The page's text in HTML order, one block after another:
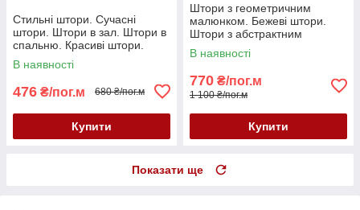
Стильні штори. Сучасні
штори. Штори в зал. Штори в
спальню. Красиві штори.
Стильні портьєри. Штори
Турц
В наявності
476 ₴/пог.м 680 ₴/пог.м
Купити
Штори з геометричним
малюнком. Бежеві штори.
Штори з абстрактним
малюнком. Сучасні штори.
Штори в зал.
В наявності
770 ₴/пог.м
1 100 ₴/пог.м
Купити
Показати ще